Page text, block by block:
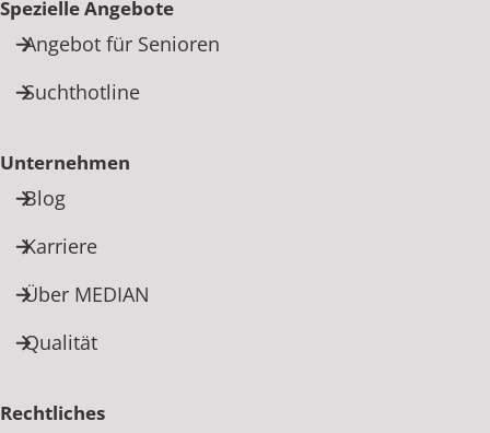
Spezielle Angebote
Angebot für Senioren
Suchthotline
Unternehmen
Blog
Karriere
Über MEDIAN
Qualität
Rechtliches